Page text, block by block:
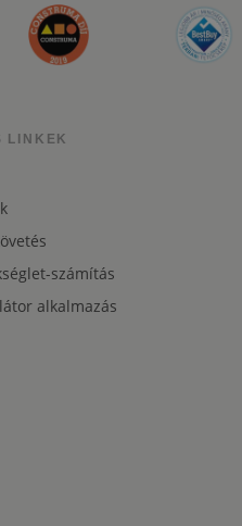
LINKEK
számítás
alkalmazás